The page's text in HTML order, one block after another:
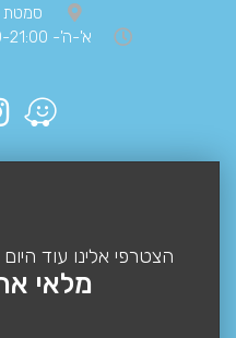
סמטת
א'-ה'- 09:00-21:00 ו'- 09:00-14:00
הצטרפי אלינו עוד היום
מלאי